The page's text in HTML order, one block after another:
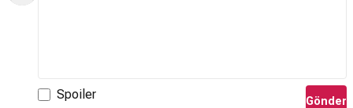
Spoiler Gönder